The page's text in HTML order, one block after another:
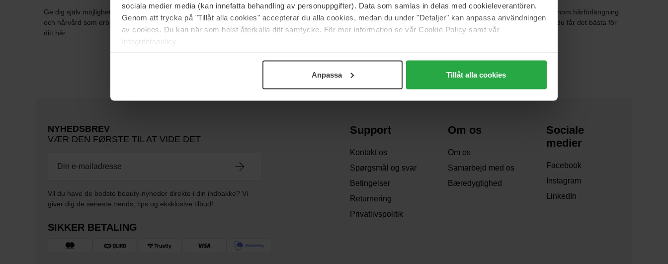
sociala medier media (kan innefatta behandling av personuppgifter). Data som samlas in delas med cookieleverantören.
Genom att trycka på "Tillåt alla cookies" accepterar du alla cookies, medan du under "Detaljer" kan anpassa användningen
av cookies. Du kan när som helst återkalla ditt samtycke. För mer information se vår Cookie Policy samt vår
Integritetspolicy.
Anpassa Tillåt alla cookies
Ge dig själv möjligheten att experimentera med olika stilar och uttryck med hjälp av Rapunzel of Swedens produkter. Rapunzel of Sweden är ett pålitligt varumärke inom hårförlängning
och hårvård som erbjuder högkvalitativa produkter och expertis. Med deras omfattande sortiment och dedikation till kvalitet och hållbarhet kan du vara säker på att du får det bästa för
ditt hår.
NYHEDSBREV
VÆR DEN FØRSTE TIL AT VIDE DET
Vil du have de bedste beauty-nyheder direkte i din indbakke? Vi
giver dig de seneste trends, tips og eksklusive tilbud!
SIKKER BETALING
Support
Kontakt os
Spørgsmål og svar
Betingelser
Returnering
Privatlivspolitik
Om os
Om os
Samarbejd med os
Bæredygtighed
Sociale
medier
Facebook
Instagram
LinkedIn